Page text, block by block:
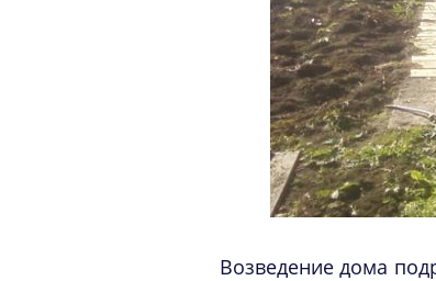
Возведение дома